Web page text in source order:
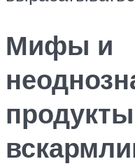
Мифы и